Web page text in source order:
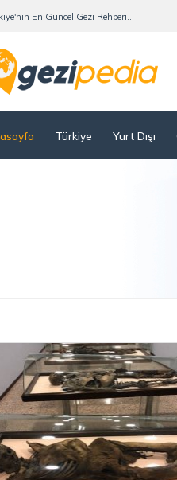
En Güncel Gezi Rehberi...
Türkiye Yurt Dışı